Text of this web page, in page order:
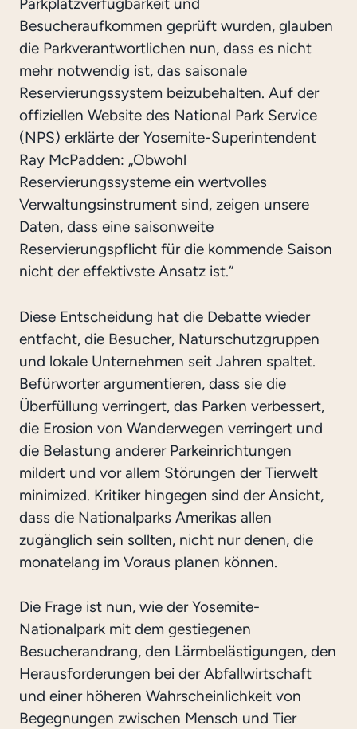
Parkplatzverfügbarkeit und
Besucheraufkommen geprüft wurden, glauben
die Parkverantwortlichen nun, dass es nicht
mehr notwendig ist, das saisonale
Reservierungssystem beizubehalten. Auf der
offiziellen Website des National Park Service
(NPS) erklärte der Yosemite-Superintendent
Ray McPadden: „Obwohl
Reservierungssysteme ein wertvolles
Verwaltungsinstrument sind, zeigen unsere
Daten, dass eine saisonweite
Reservierungspflicht für die kommende Saison
nicht der effektivste Ansatz ist.“
Diese Entscheidung hat die Debatte wieder
entfacht, die Besucher, Naturschutzgruppen
und lokale Unternehmen seit Jahren spaltet.
Befürworter argumentieren, dass sie die
Überfüllung verringert, das Parken verbessert,
die Erosion von Wanderwegen verringert und
die Belastung anderer Parkeinrichtungen
mildert und vor allem Störungen der Tierwelt
minimized. Kritiker hingegen sind der Ansicht,
dass die Nationalparks Amerikas allen
zugänglich sein sollten, nicht nur denen, die
monatelang im Voraus planen können.
Die Frage ist nun, wie der Yosemite-
Nationalpark mit dem gestiegenen
Besucherandrang, den Lärmbelästigungen, den
Herausforderungen bei der Abfallwirtschaft
und einer höheren Wahrscheinlichkeit von
Begegnungen zwischen Mensch und Tier